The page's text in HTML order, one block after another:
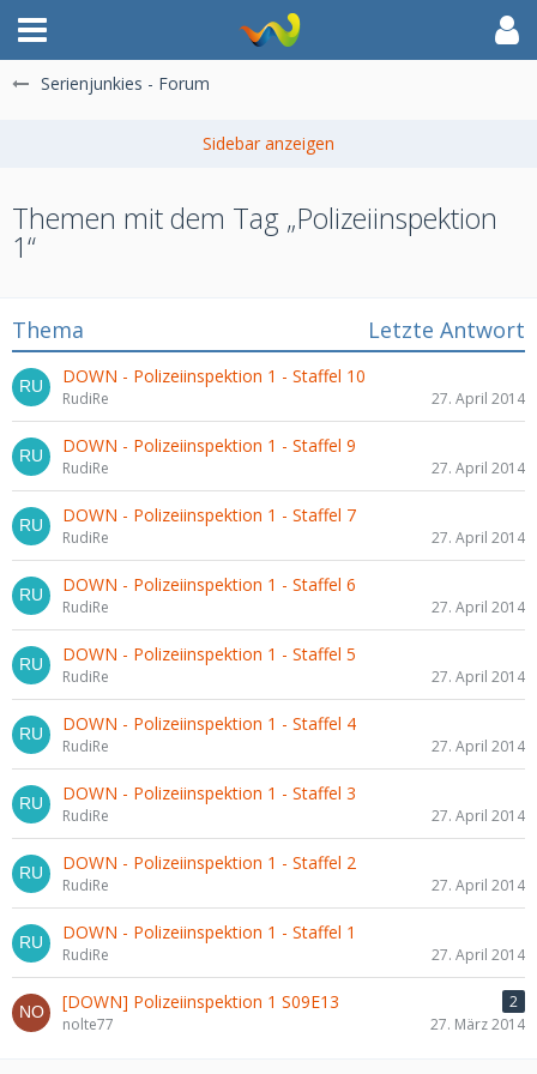
Serienjunkies - Forum
Themen mit dem Tag „Polizeiinspektion
1“
Thema Letzte Antwort
DOWN - Polizeiinspektion 1 - Staffel 10
RudiRe 27. April 2014
DOWN - Polizeiinspektion 1 - Staffel 9
RudiRe 27. April 2014
DOWN - Polizeiinspektion 1 - Staffel 7
RudiRe 27. April 2014
DOWN - Polizeiinspektion 1 - Staffel 6
RudiRe 27. April 2014
DOWN - Polizeiinspektion 1 - Staffel 5
RudiRe 27. April 2014
DOWN - Polizeiinspektion 1 - Staffel 4
RudiRe 27. April 2014
DOWN - Polizeiinspektion 1 - Staffel 3
RudiRe 27. April 2014
DOWN - Polizeiinspektion 1 - Staffel 2
RudiRe 27. April 2014
DOWN - Polizeiinspektion 1 - Staffel 1
RudiRe 27. April 2014
[DOWN] Polizeiinspektion 1 S09E13
2
nolte77
27. März 2014